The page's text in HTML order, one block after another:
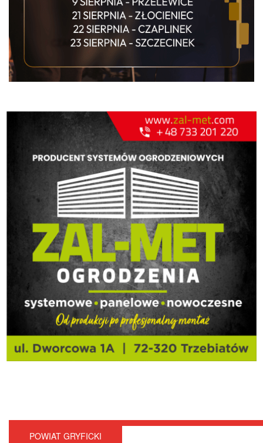
POWIAT GRYFICKI